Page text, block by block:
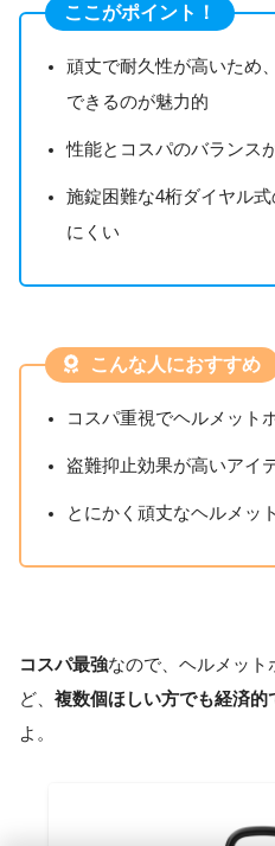
ここがポイント！
頑丈で耐久性が高いため
できるのが魅力的
性能とコスパのバランス
施錠困難な4桁ダイヤル
にくい
こんな人におすすめ
コスパ重視でヘルメット
盗難抑止効果が高いアイ
とにかく頑丈なヘルメッ
コスパ最強なので、ヘルメット
ど、 複数個ほしい方でも経済的
よ。